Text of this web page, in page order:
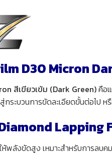
D30 Micron
สีเขียวเข้ม (Dark Green)คือ
กระบวนการขัดละเอียดขั้นต่อไป
Lapping
ห้พลังขัดสูง เหมาะสำหรับการลบ